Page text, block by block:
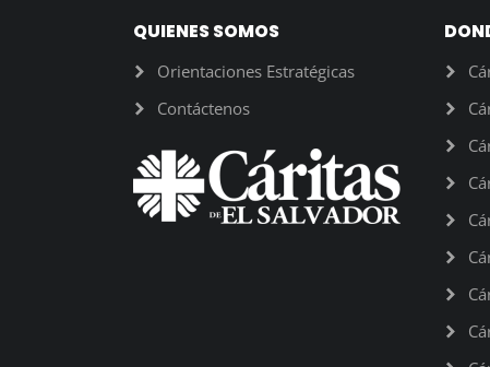
QUIENES SOMOS
Orientaciones Estratégicas
Contáctenos